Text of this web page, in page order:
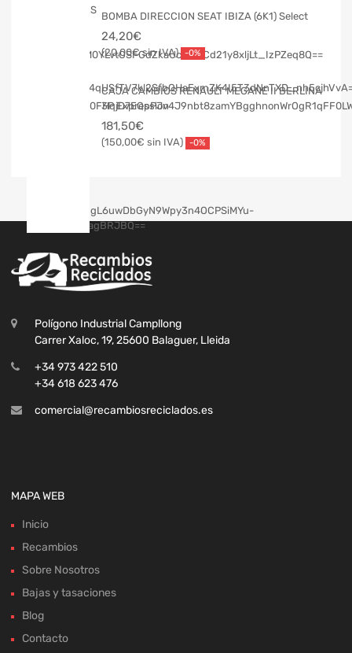
BOMBA DIRECCION SEAT IBIZA (6K1) Select
24,20€
20,00€ -0%
CAJA CAMBIOS RENAULT MEGANE II BERLINA
3P Expression
181,50€
150,00€ -0%
Polígono Industrial Campllong
Carrer Xaloc, 19, 25600 Balaguer, Lleida
+34 973 422 510
+34 618 623 476
comercial@recambiosreciclados.es
MAPA WEB
Inicio
Recambios
Sobre Nosotros
Bajas y tasaciones
Blog
Contacto